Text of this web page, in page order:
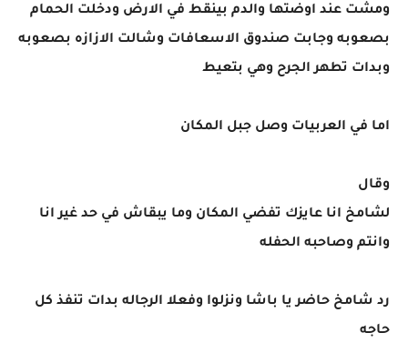
ومشت عند اوضتها والدم بينقط في الارض ودخلت الحمام
بصعوبه وجابت صندوق الاسعافات وشالت الازازه بصعوبه
وبدات تطهر الجرح وهي بتعيط
اما في العربيات وصل جبل المكان
وقال
لشامخ انا عايزك تفضي المكان وما يبقاش في حد غير انا
وانتم وصاحبه الحفله
رد شامخ حاضر يا باشا ونزلوا وفعلا الرجاله بدات تنفذ كل
حاجه